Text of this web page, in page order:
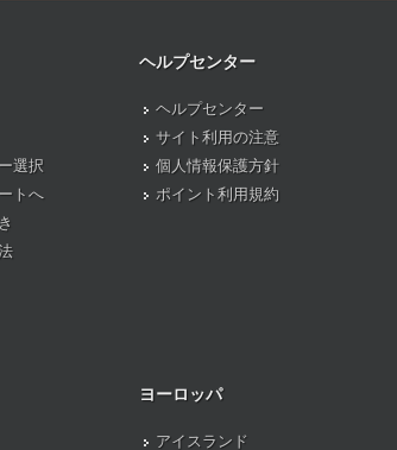
選択
トへ
ヘルプセンター
ヘルプセンター
サイト利用の注意
個人情報保護方針
ポイント利用規約
ヨーロッパ
アイスランド